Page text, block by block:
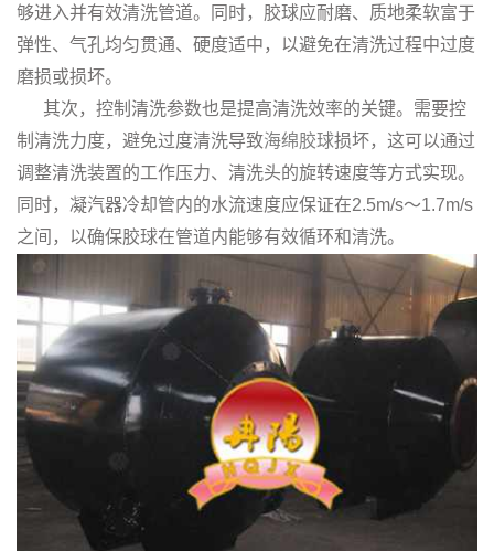
够进入并有效清洗管道。同时，胶球应耐磨、质地柔软富于
弹性、气孔均匀贯通、硬度适中，以避免在清洗过程中过度
磨损或损坏。
其次，控制清洗参数也是提高清洗效率的关键。需要控
制清洗力度，避免过度清洗导致海绵胶球损坏，这可以通过
调整清洗装置的工作压力、清洗头的旋转速度等方式实现。
同时，凝汽器冷却管内的水流速度应保证在2.5m/s～1.7m/s
之间，以确保胶球在管道内能够有效循环和清洗。